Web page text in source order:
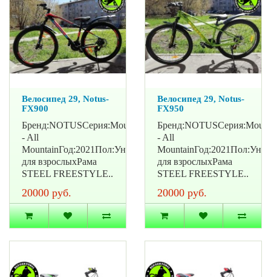
Велосипед 29, Notus-
FX900
Бренд:NOTUSСерия:Mountain
- All
MountainГод:2021Пол:УнисексВозраст:
для взрослыхРама
STEEL FREESTYLE..
20000 руб.
Велосипед 29, Notus-
FX950
- All
для взрослыхРама
STEEL FREESTYLE..
20000 руб.